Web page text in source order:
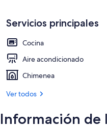
Servicios principales
Cocina
Aire acondicionado
Chimenea
Ver todos
Información de